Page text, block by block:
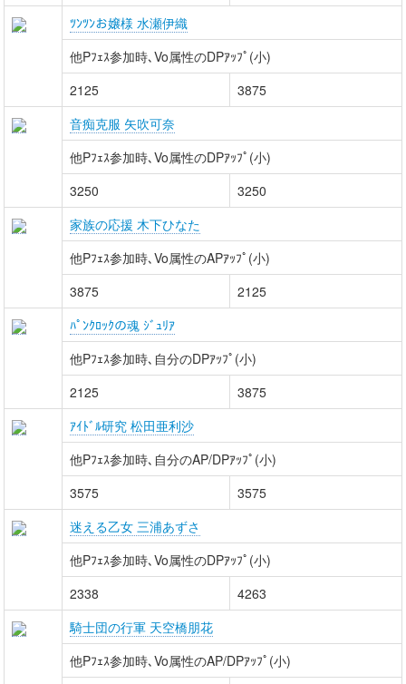
ﾂﾝﾂﾝお嬢様 水瀬伊織
他Pﾌｪｽ参加時､Vo属性のDPｱｯﾌﾟ(小)
2125
3875
音痴克服 矢吹可奈
他Pﾌｪｽ参加時､Vo属性のDPｱｯﾌﾟ(小)
3250
3250
家族の応援 木下ひなた
他Pﾌｪｽ参加時､Vo属性のAPｱｯﾌﾟ(小)
3875
2125
ﾊﾟﾝｸﾛｯｸの魂 ｼﾞｭﾘｱ
他Pﾌｪｽ参加時､自分のDPｱｯﾌﾟ(小)
2125
3875
ｱｲﾄﾞﾙ研究 松田亜利沙
他Pﾌｪｽ参加時､自分のAP/DPｱｯﾌﾟ(小)
3575
3575
迷える乙女 三浦あずさ
他Pﾌｪｽ参加時､Vo属性のDPｱｯﾌﾟ(小)
2338
4263
騎士団の行軍 天空橋朋花
他Pﾌｪｽ参加時､Vo属性のAP/DPｱｯﾌﾟ(小)